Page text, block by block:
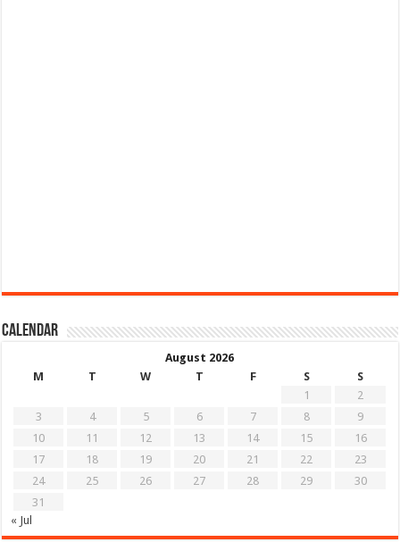
Calendar
August 2026
M
T W T F S
S
1
2
3
4 5 6 7 8
9
10
11 12 13 14 15
16
17
18 19 20 21 22
23
24
25 26 27 28 29
30
31
« Jul